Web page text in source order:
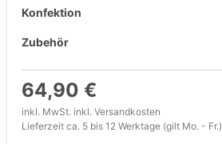
Konfektion
Zubehör
64,90 €
inkl. MwSt. inkl. Versandkosten
Lieferzeit ca. 5 bis 12 Werktage (gilt Mo. - Fr.)